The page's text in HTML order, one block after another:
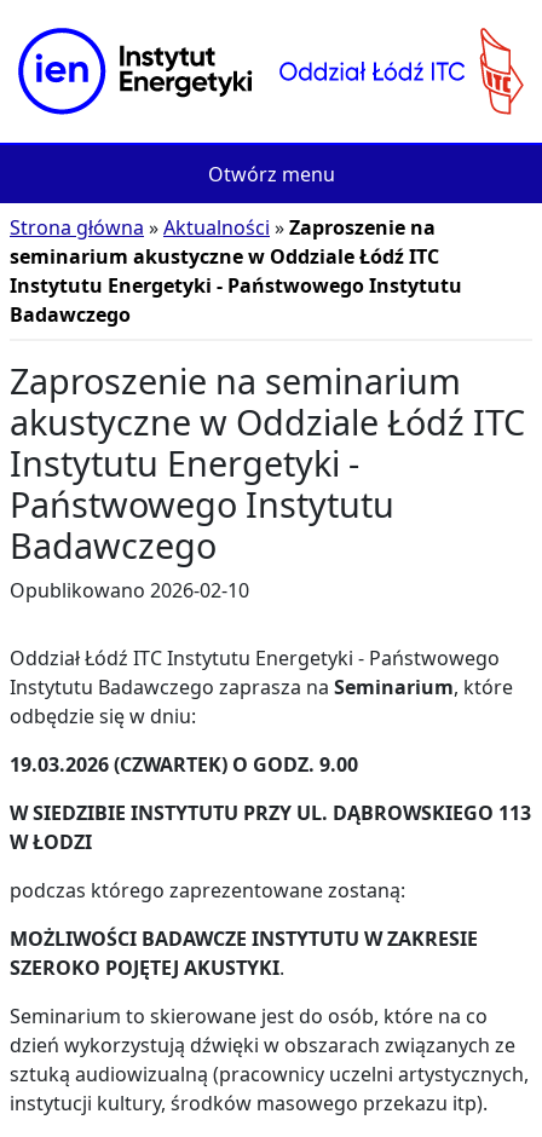
Otwórz menu
Strona główna
Aktualności
Zaproszenie na
seminarium akustyczne w Oddziale Łódź ITC
Instytutu Energetyki - Państwowego Instytutu
Badawczego
Zaproszenie na seminarium
akustyczne w Oddziale Łódź ITC
Instytutu Energetyki -
Państwowego Instytutu
Badawczego
Opublikowano 2026-02-10
Oddział Łódź ITC Instytutu Energetyki - Państwowego
Instytutu Badawczego zaprasza na Seminarium, które
odbędzie się w dniu:
19.03.2026 (CZWARTEK) O GODZ. 9.00
W SIEDZIBIE INSTYTUTU PRZY UL. DĄBROWSKIEGO 113
W ŁODZI
podczas którego zaprezentowane zostaną:
MOŻLIWOŚCI BADAWCZE INSTYTUTU W ZAKRESIE
SZEROKO POJĘTEJ AKUSTYKI.
Seminarium to skierowane jest do osób, które na co
dzień wykorzystują dźwięki w obszarach związanych ze
sztuką audiowizualną (pracownicy uczelni artystycznych,
instytucji kultury, środków masowego przekazu itp).